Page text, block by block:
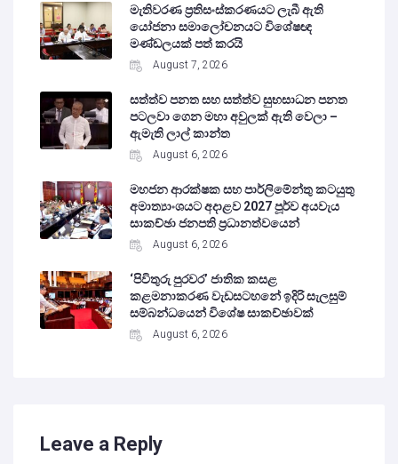
මැතිවරණ ප්‍රතිසංස්කරණයට ලැබී ඇති
යෝජනා සමාලෝචනයට විශේෂඥ
මණ්ඩලයක් පත් කරයි
August 7, 2026
සත්ත්ව පනත සහ සත්ත්ව සුභසාධන පනත
පටලවා ගෙන මහා අවුලක් ඇති වෙලා –
ඇමැති ලාල් කාන්ත
August 6, 2026
මහජන ආරක්ෂක සහ පාර්ලිමේන්තු කටයුතු
අමාත්‍යාංශයට අදාළව 2027 පූර්ව අයවැය
සාකච්ඡා ජනපති ප්‍රධානත්වයෙන්
August 6, 2026
‘පිවිතුරු පුරවර’ ජාතික කසළ
කළමනාකරණ වැඩසටහනේ ඉදිරි සැලසුම්
සම්බන්ධයෙන් විශේෂ සාකච්ඡාවක්
August 6, 2026
Leave a Reply